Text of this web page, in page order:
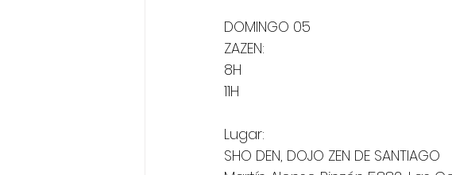
DOMINGO 05
ZAZEN:
8H
11H
Lugar:
SHO DEN, DOJO ZEN DE SANTIAGO